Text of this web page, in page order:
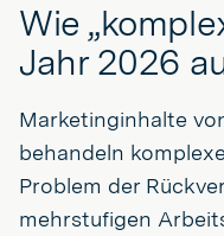
Wie
Jahr 2026
Marketinginhalte
behandeln
Problem der
mehrstufigen